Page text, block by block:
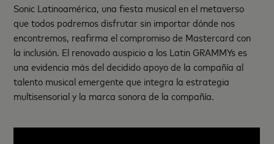
Sonic Latinoamérica, una fiesta musical en el metaverso
que todos podremos disfrutar sin importar dónde nos
encontremos, reafirma el compromiso de Mastercard con
la inclusión. El renovado auspicio a los Latin GRAMMYs es
una evidencia más del decidido apoyo de la compañía al
talento musical emergente que integra la estrategia
multisensorial y la marca sonora de la compañía.